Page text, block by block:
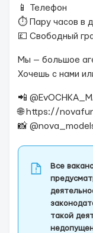
📱 Телефон
⏱ Пару часов в
💷 Свободный
Мы — большое
Хочешь с нами
📲
🌐 https://
📸
Все
такой